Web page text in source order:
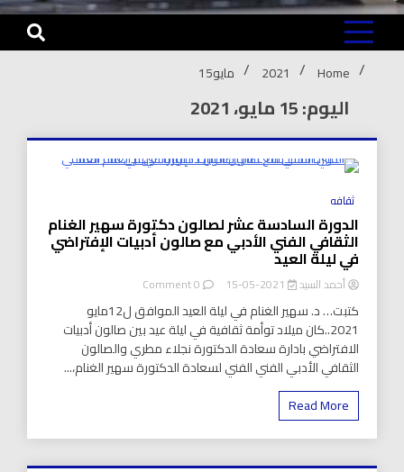
Home
2021 مايو15
اليوم: 15 مايو، 2021
ثقافه
الدورة السادسة عشر لصالون دكتورة سهير الغنام
الثقافي الفني الأدبي مع صالون أدبيات الإفتراضي
في ليلة العيد
أحمد السيد 0 Comment
السادسة
عشر
لصالون
دكتورة
الأدبي
مع
كتبت… د. سهير الغنام في ليلة العيد الموافق ل12مايو
2021..كان ميلاد توأمة ثقافية في ليلة عيد بين صالون أدبيات
الافتراضي بادارة سعادة الدكتورة نجلاء مطري والصالون
الثقافي الأدبي الفني الفني لسعادة الدكتورة سهير الغنام،...
Read More